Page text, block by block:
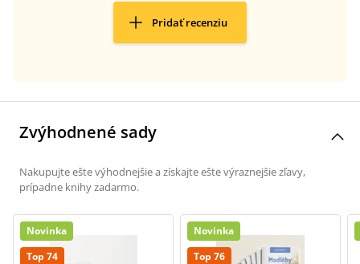
Pridať recenziu
Zvýhodnené sady
Nakupujte ešte výhodnejšie a získajte ešte výraznejšie zľavy,
prípadne knihy zadarmo.
Novinka
Top 74
Novinka
Top 76